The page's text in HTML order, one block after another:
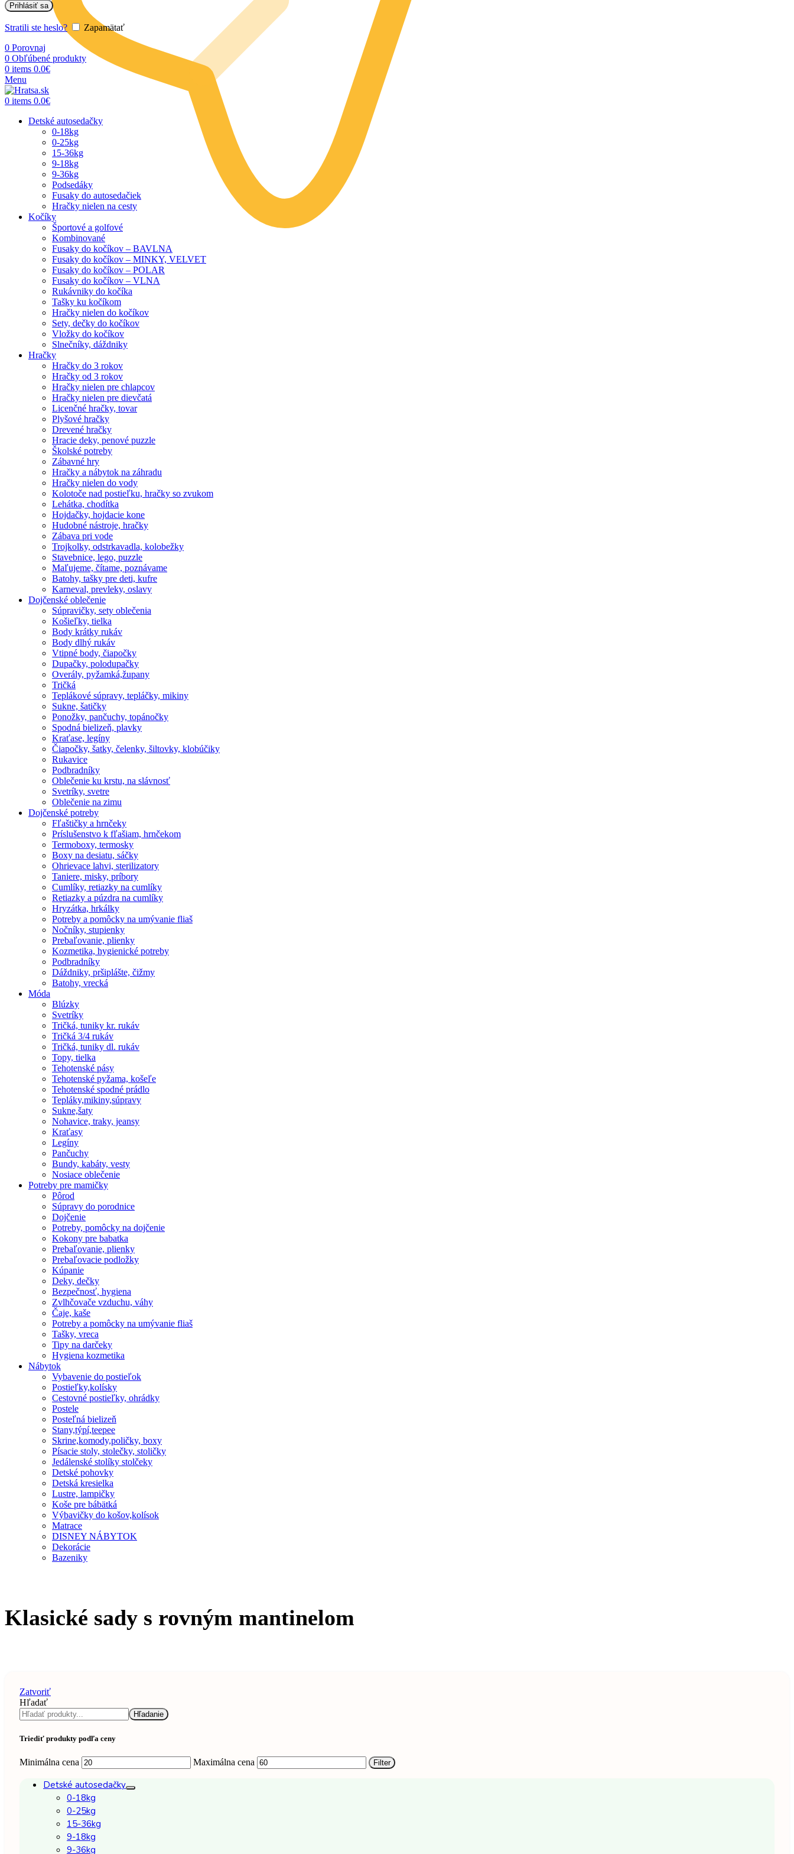
Prihlásiť sa
Stratili ste heslo?
Zapamätať
0 Porovnaj
0 Obľúbené produkty
0 items 0.0€
Menu
0 items 0.0€
Detské autosedačky
0-18kg
0-25kg
15-36kg
9-18kg
9-36kg
Podsedáky
Fusaky do autosedačiek
Hračky nielen na cesty
Kočíky
Športové a golfové
Kombinované
Fusaky do kočíkov – BAVLNA
Fusaky do kočíkov – MINKY, VELVET
Fusaky do kočíkov – POLAR
Fusaky do kočíkov – VLNA
Rukávniky do kočíka
Tašky ku kočíkom
Hračky nielen do kočíkov
Sety, dečky do kočíkov
Vložky do kočíkov
Slnečníky, dáždniky
Hračky
Hračky do 3 rokov
Hračky od 3 rokov
Hračky nielen pre chlapcov
Hračky nielen pre dievčatá
Licenčné hračky, tovar
Plyšové hračky
Drevené hračky
Hracie deky, penové puzzle
Školské potreby
Zábavné hry
Hračky a nábytok na záhradu
Hračky nielen do vody
Kolotoče nad postieľku, hračky so zvukom
Lehátka, chodítka
Hojdačky, hojdacie kone
Hudobné nástroje, hračky
Zábava pri vode
Trojkolky, odstrkavadla, kolobežky
Stavebnice, lego, puzzle
Maľujeme, čítame, poznávame
Batohy, tašky pre deti, kufre
Karneval, prevleky, oslavy
Dojčenské oblečenie
Súpravičky, sety oblečenia
Košieľky, tielka
Body krátky rukáv
Body dlhý rukáv
Vtipné body, čiapočky
Dupačky, polodupačky
Overály, pyžamká,župany
Tričká
Teplákové súpravy, tepláčky, mikiny
Sukne, šatičky
Ponožky, pančuchy, topánočky
Spodná bielizeň, plavky
Kraťase, legíny
Čiapočky, šatky, čelenky, šiltovky, klobúčiky
Rukavice
Podbradníky
Oblečenie ku krstu, na slávnosť
Svetríky, svetre
Oblečenie na zimu
Dojčenské potreby
Fľaštičky a hrnčeky
Príslušenstvo k fľašiam, hrnčekom
Termoboxy, termosky
Boxy na desiatu, sáčky
Ohrievace lahvi, sterilizatory
Taniere, misky, príbory
Cumlíky, retiazky na cumlíky
Retiazky a púzdra na cumlíky
Hryzátka, hrkálky
Potreby a pomôcky na umývanie fliaš
Nočníky, stupienky
Prebaľovanie, plienky
Kozmetika, hygienické potreby
Podbradníky
Dáždniky, pršiplášte, čižmy
Batohy, vrecká
Móda
Blúzky
Svetríky
Tričká, tuniky kr. rukáv
Tričká 3/4 rukáv
Tričká, tuniky dl. rukáv
Topy, tielka
Tehotenské pásy
Tehotenské pyžama, košeľe
Tehotenské spodné prádlo
Tepláky,mikiny,súpravy
Sukne,šaty
Nohavice, traky, jeansy
Kraťasy
Legíny
Pančuchy
Bundy, kabáty, vesty
Nosiace oblečenie
Potreby pre mamičky
Pôrod
Súpravy do porodnice
Dojčenie
Potreby, pomôcky na dojčenie
Kokony pre babatka
Prebaľovanie, plienky
Prebaľovacie podložky
Kúpanie
Deky, dečky
Bezpečnosť, hygiena
Zvlhčovače vzduchu, váhy
Čaje, kaše
Potreby a pomôcky na umývanie fliaš
Tašky, vreca
Tipy na darčeky
Hygiena kozmetika
Nábytok
Vybavenie do postieľok
Postieľky,kolísky
Cestovné postieľky, ohrádky
Postele
Posteľná bielizeň
Stany,týpí,teepee
Skrine,komody,poličky, boxy
Písacie stoly, stolečky, stoličky
Jedálenské stolíky stolčeky
Detské pohovky
Detská kresielka
Lustre, lampičky
Koše pre bábätká
Výbavičky do košov,kolísok
Matrace
DISNEY NÁBYTOK
Dekorácie
Bazeniky
Klasické sady s rovným mantinelom
Zatvoriť
Hľadať
Hľadanie
Triediť produkty podľa ceny
Minimálna cena Maximálna cena Filter
Detské autosedačky
0-18kg
0-25kg
15-36kg
9-18kg
9-36kg